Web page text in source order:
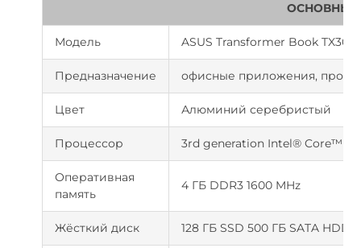
ОСНОВНЫЕ
Модель ASUS Transformer Book TX300
Предназначение офисные приложения,
Цвет Алюминий серебристый
Процессор 3rd generation Intel® Core™ i7
Оперативная
память
4 ГБ DDR3 1600 MHz
Жёсткий диск 128 ГБ SSD 500 ГБ SATA HDD